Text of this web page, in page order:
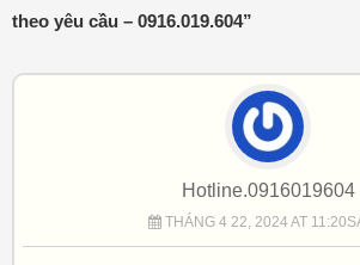
theo yêu cầu – 0916.019.604”
Hotline.0916019604
THÁNG 4 22, 2024 AT